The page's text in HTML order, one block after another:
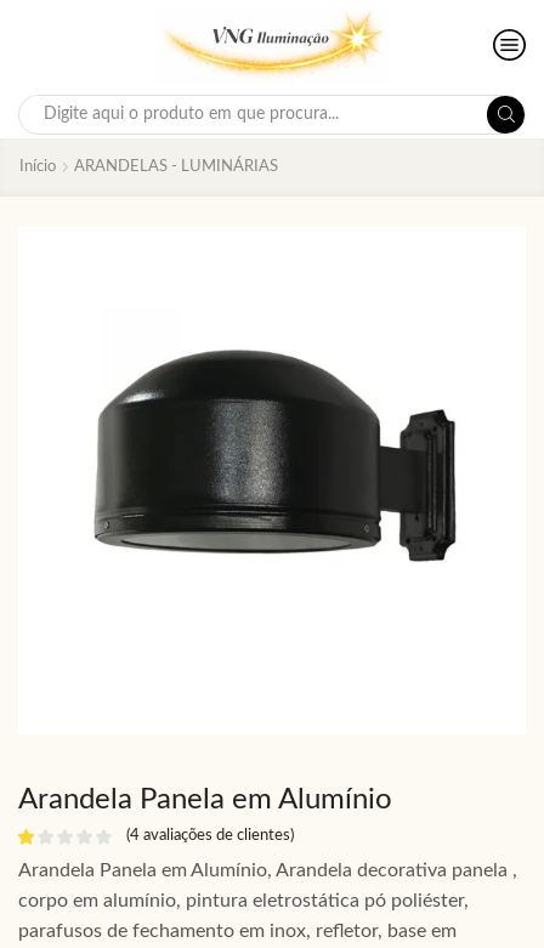
Search
Início ARANDELAS - LUMINÁRIAS
Arandela Panela em Alumínio
(4 avaliações de clientes)
Arandela Panela em Alumínio, Arandela decorativa panela ,
corpo em alumínio, pintura eletrostática pó poliéster,
parafusos de fechamento em inox, refletor, base em